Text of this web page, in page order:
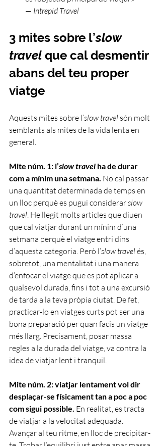
— Intrepid Travel
3 mites sobre l’slow
travel que cal desmentir
abans del teu proper
viatge
Aquests mites sobre l’slow travel són molt
semblants als mites de la vida lenta en
general.
Mite núm. 1: l’slow travel ha de durar
com a mínim una setmana. No cal passar
una quantitat determinada de temps en
un lloc perquè es pugui considerar slow
travel. He llegit molts articles que diuen
que cal viatjar durant un mínim d’una
setmana perquè el viatge entri dins
d’aquesta categoria. Però l’slow travel és,
sobretot, una mentalitat i una manera
d’enfocar el viatge que es pot aplicar a
qualsevol durada, fins i tot a una excursió
de tarda a la teva pròpia ciutat. De fet,
practicar-lo en viatges curts pot ser una
bona preparació per quan facis un viatge
més llarg. Precisament, posar massa
regles a la durada del viatge, va contra la
idea de viatjar lent i tranquil.
Mite núm. 2: viatjar lentament vol dir
desplaçar-se físicament tan a poc a poc
com sigui possible. En realitat, es tracta
de viatjar a la velocitat adequada.
Avançar al teu ritme, en lloc de precipitar-